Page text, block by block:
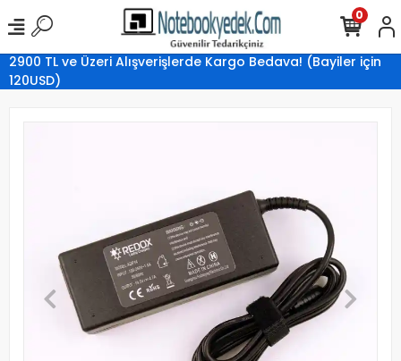
2900 TL ve Üzeri Alışverişlerde Kargo Bedava! (Bayiler için
120USD)
0